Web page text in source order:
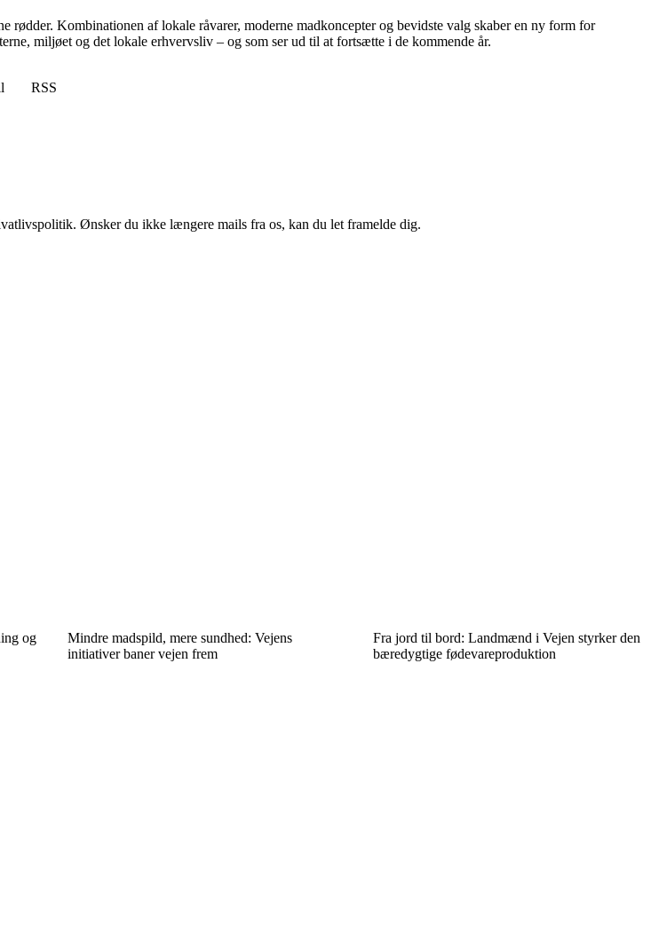
Kombinationen af lokale råvarer, moderne madkoncepter og bevidste valg skaber en ny form for
miljøet og det lokale erhvervsliv – og som ser ud til at fortsætte i de kommende år.
RSS
Ønsker du ikke længere mails fra os, kan du let framelde dig.
og
Mindre madspild, mere sundhed: Vejens
initiativer baner vejen frem
Fra jord til bord: Landmænd i Vejen styrker den
bæredygtige fødevareproduktion